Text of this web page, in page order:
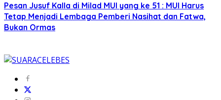
Pesan Jusuf Kalla di Milad MUI yang ke 51 : MUI Harus
Tetap Menjadi Lembaga Pemberi Nasihat dan Fatwa,
Bukan Ormas